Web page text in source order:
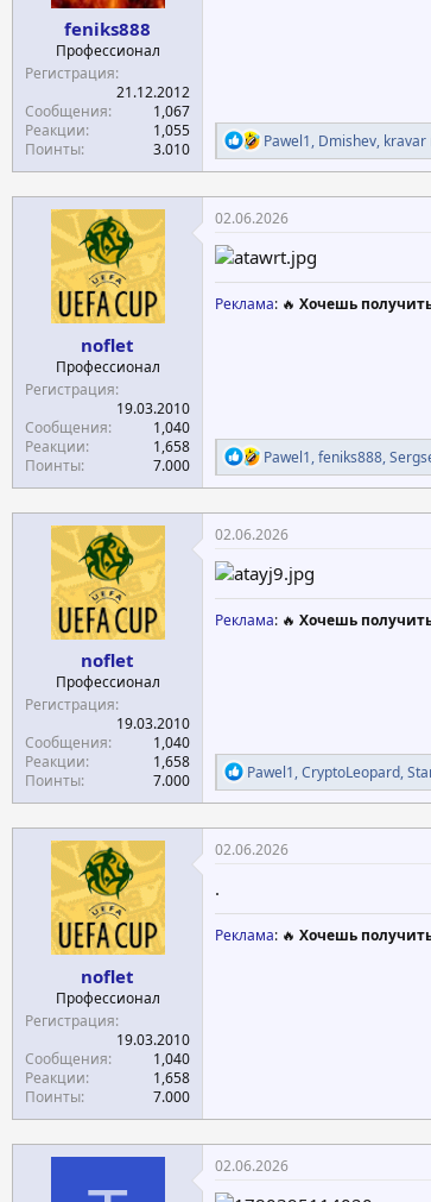
feniks888
Профессионал
Регистрация
21.12.2012
Сообщения
1,067
Реакции
1,055
Поинты
3.010
Р
е
а
к
ц
и
и
Pawel1, Dmishev, kravar
noflet
Профессионал
Регистрация
19.03.2010
Сообщения
1,040
Реакции
1,658
Поинты
7.000
02.06.2026
Реклама: 🔥 Хочешь
Р
е
а
к
ц
и
и
:
Pawel1,feniks888,
noflet
Профессионал
Регистрация
19.03.2010
Сообщения
1,040
Реакции
1,658
Поинты
7.000
02.06.2026
Реклама: 🔥 Хочешь
Р
е
а
к
ц
и
Pawel1,CryptoLeopard,
noflet
Профессионал
Регистрация
19.03.2010
Сообщения
1,040
Реакции
1,658
Поинты
7.000
02.06.2026
.
Реклама: 🔥 Хочешь
02.06.2026